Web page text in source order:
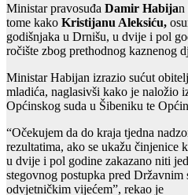
Ministar pravosuđa Damir Habijan
tome kako Kristijanu Aleksiću,
godišnjaka u Drnišu, u dvije i pol
ročište zbog prethodnog kaznenog
Ministar Habijan izrazio sućut
mladića, naglasivši kako je naložio
Općinskog suda u Šibeniku te
“Očekujem da do kraja tjedna
rezultatima, ako se ukažu činjenice
u dvije i pol godine zakazano niti
stegovnog postupka pred
odvjetničkim vijećem”, rekao je